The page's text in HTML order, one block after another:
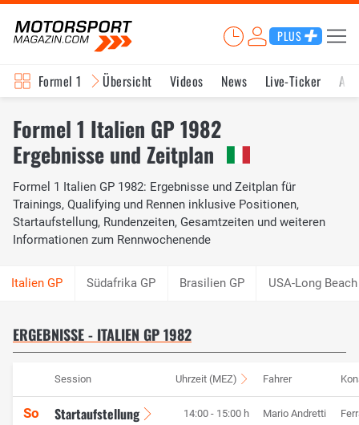
PLUS
Formel 1 Übersicht Videos News Live-Ticker
Formel 1 Italien GP 1982
Ergebnisse und Zeitplan
Formel 1 Italien GP 1982: Ergebnisse und Zeitplan für
Trainings, Qualifying und Rennen inklusive Positionen,
Startaufstellung, Rundenzeiten, Gesamtzeiten und weiteren
Informationen zum Rennwochenende
Südafrika GP Brasilien GP USA-Long Beach
ERGEBNISSE - ITALIEN GP 1982
Session Uhrzeit (MEZ) Fahrer
So Startaufstellung 14:00 - 15:00 h Mario Andretti